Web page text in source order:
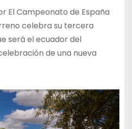
El Campeonato de España
celebra su tercera
será el ecuador del
de una nueva